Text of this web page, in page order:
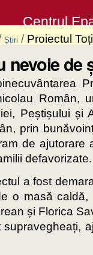
Centrul
Știri / Proiectul
nevoie
Român,
Peștișului și
prin
de ajutorare
defavorizate.
a fost
o masă
și Florica